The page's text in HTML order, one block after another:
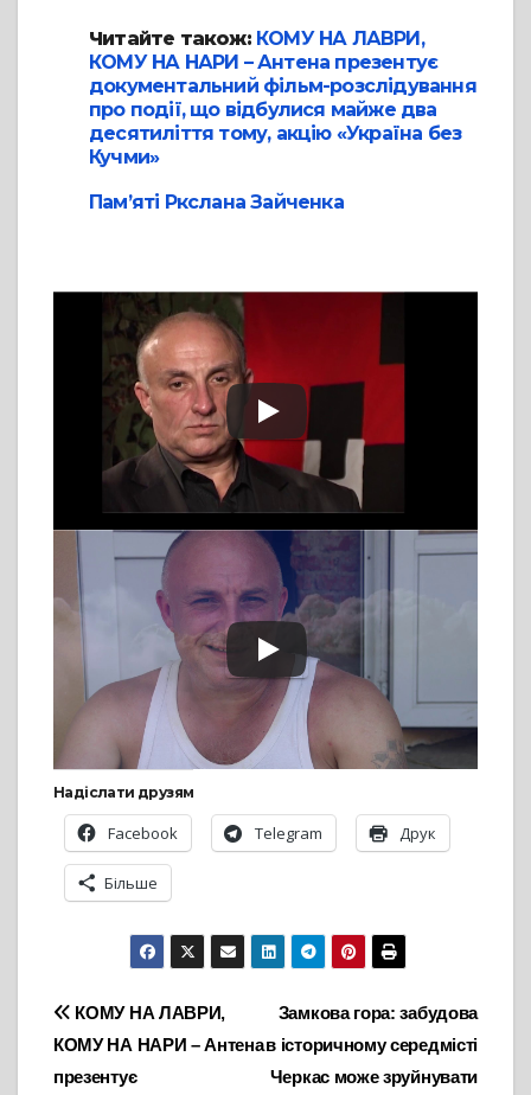
Читайте також: КОМУ НА ЛАВРИ,
КОМУ НА НАРИ – Антена презентує
документальний фільм-розслідування
про події, що відбулися майже два
десятиліття тому, акцію «Україна без
Кучми»
Пам’яті Ркслана Зайченка
Надіслати друзям
Facebook Telegram Друк
Більше
Навігація
записів
Замкова гора: забудова
в історичному середмісті
Черкас може зруйнувати
КОМУ НА ЛАВРИ,
КОМУ НА НАРИ – Антена
презентує